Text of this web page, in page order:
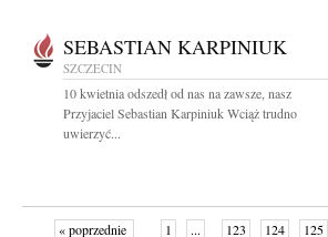
SEBASTIAN KARPINIUK
SZCZECIN
10 kwietnia odszedł od nas na zawsze, nasz
Przyjaciel Sebastian Karpiniuk Wciąż trudno
uwierzyć...
« poprzednie 1 ... 123 124 125